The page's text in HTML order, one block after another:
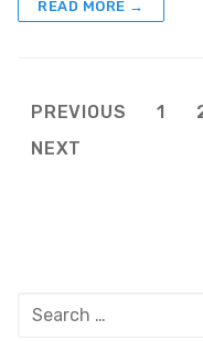
READ MORE →
Posts
pagination
PREVIOUS 1
NEXT
Search